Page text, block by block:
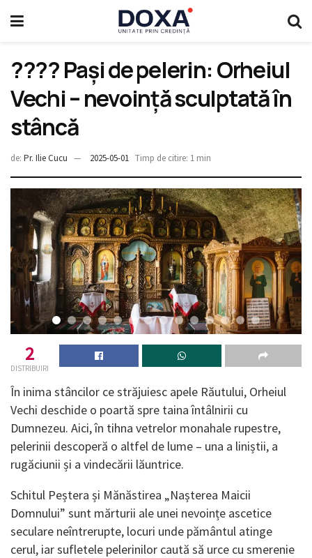
???? Pași de pelerin: Orheiul
Vechi – nevoință sculptată în
stâncă
de: Pr. Ilie Cucu 2025-05-01 Timp de citire: 1 min
2
DISTRIBUIRI
În inima stâncilor ce străjuiesc apele Răutului, Orheiul
Vechi deschide o poartă spre taina întâlnirii cu
Dumnezeu. Aici, în tihna vetrelor monahale rupestre,
pelerinii descoperă o altfel de lume – una a liniștii, a
rugăciunii și a vindecării lăuntrice.
Schitul Peștera și Mănăstirea „Nașterea Maicii
Domnului” sunt mărturii ale unei nevoințe ascetice
seculare neîntrerupte, locuri unde pământul atinge
cerul, iar sufletele pelerinilor caută să urce cu smerenie